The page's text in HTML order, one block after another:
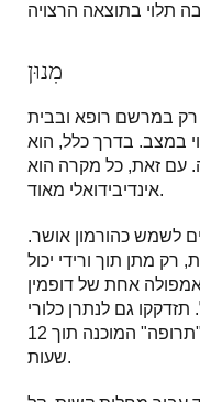
מִנוּן
רק במרשם רופא ובבית
במצב. בדרך כלל, הוא
מק"ג/דקה. עם זאת, כל מקרה הוא
אינדיבידואלי מאוד.
לשמש כהורמון אושר.
מתן תוך ורידי יכול
אחת של דופמין
של 40 מ"ג/מ"ל. תזדקקו גם לנתרן כלורי
ולתמיסת גלוקוז 5%. יש להשתמש ב"תרופה" המוכנה תוך 12
שעות.